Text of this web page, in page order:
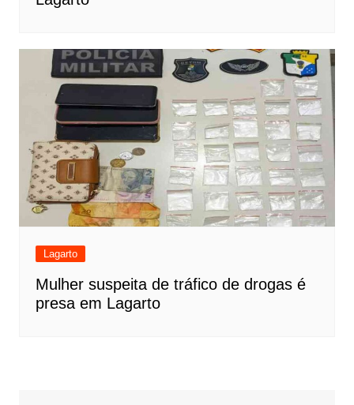
Lagarto
Mulher suspeita de tráfico de drogas é
presa em Lagarto